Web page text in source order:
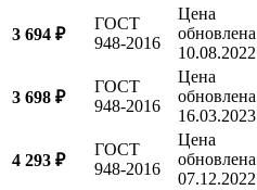
3 694 ₽
ГОСТ
948-2016
Цена
обновлена
10.08.2022
3 698 ₽
ГОСТ
948-2016
Цена
обновлена
16.03.2023
4 293 ₽
ГОСТ
948-2016
Цена
обновлена
07.12.2022